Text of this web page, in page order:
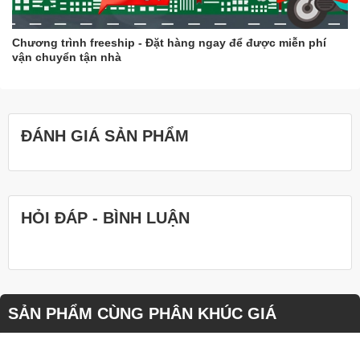
Chương trình freeship - Đặt hàng ngay để được miễn phí
vận chuyển tận nhà
ĐÁNH GIÁ SẢN PHẨM
HỎI ĐÁP - BÌNH LUẬN
SẢN PHẨM CÙNG PHÂN KHÚC GIÁ